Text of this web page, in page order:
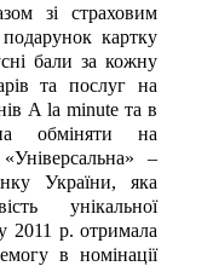
зі страховим
картку
бали за кожну
та послуг на
А la minute та в
обміняти на
–
України, яка
унікальної
2011 р. отримала
в номінації